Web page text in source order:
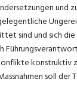
und
sind und sich
konstruktiv
soll der